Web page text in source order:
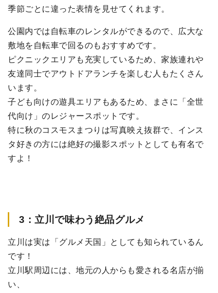
季節ごとに違った表情を見せてくれます。
公園内では自転車のレンタルができるので、広大な
敷地を自転車で回るのもおすすめです。
ピクニックエリアも充実しているため、家族連れや
友達同士でアウトドアランチを楽しむ人もたくさん
います。
子ども向けの遊具エリアもあるため、まさに「全世
代向け」のレジャースポットです。
特に秋のコスモスまつりは写真映え抜群で、インス
タ好きの方には絶好の撮影スポットとしても有名で
すよ！
3 ：立川で味わう絶品グルメ
立川は実は「グルメ天国」としても知られているん
です！
立川駅周辺には、地元の人からも愛される名店が揃
い、